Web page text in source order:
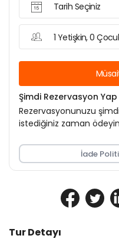
Tur Detayı
Tarih Seçiniz
1 Yetişkin, 0
Şimdi Rezervasyon
Rezervasyonunuzu
istediğiniz zaman
İade